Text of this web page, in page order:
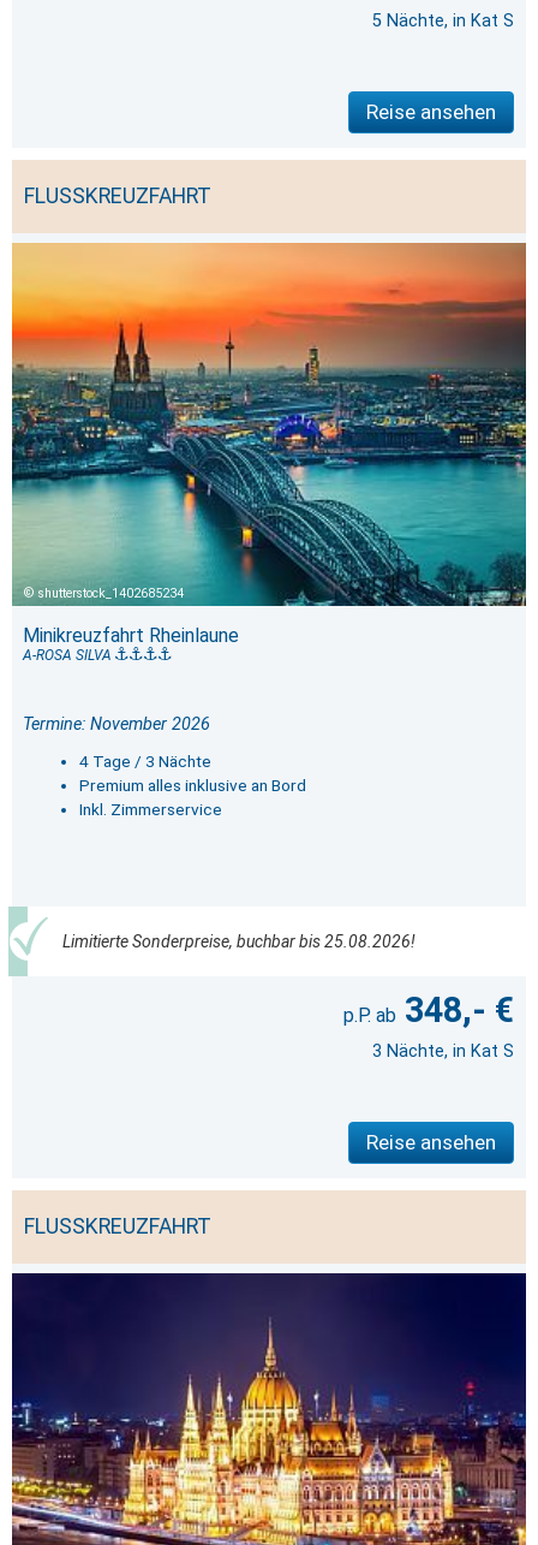
5 Nächte, in Kat S
Reise ansehen
FLUSSKREUZFAHRT
shutterstock_1402685234
Minikreuzfahrt Rheinlaune
A-ROSA SILVA
Termine: November 2026
4 Tage / 3 Nächte
Premium alles inklusive an Bord
Inkl. Zimmerservice
Limitierte Sonderpreise, buchbar bis 25.08.2026!
348,- €
3 Nächte, in Kat S
Reise ansehen
FLUSSKREUZFAHRT